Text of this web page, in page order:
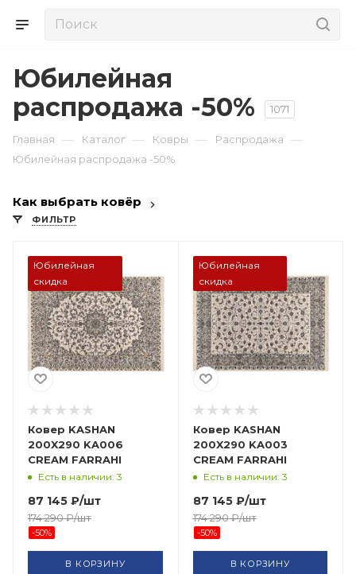
Юбилейная
распродажа -50%
1071
Главная — Каталог — Ковры — Распродажа —
Юбилейная распродажа -50%
Как выбрать ковёр
ФИЛЬТР
Юбилейная
скидка
Ковер KASHAN
200X290 KA006
CREAM FARRAHI
Есть в наличии: 3
87 145 ₽/шт
174 290₽/шт
-50%
В КОРЗИНУ
Юбилейная
скидка
Ковер KASHAN
200X290 KA003
CREAM FARRAHI
Есть в наличии: 3
87 145₽/шт
174 290₽/шт
-50%
В КОРЗИНУ